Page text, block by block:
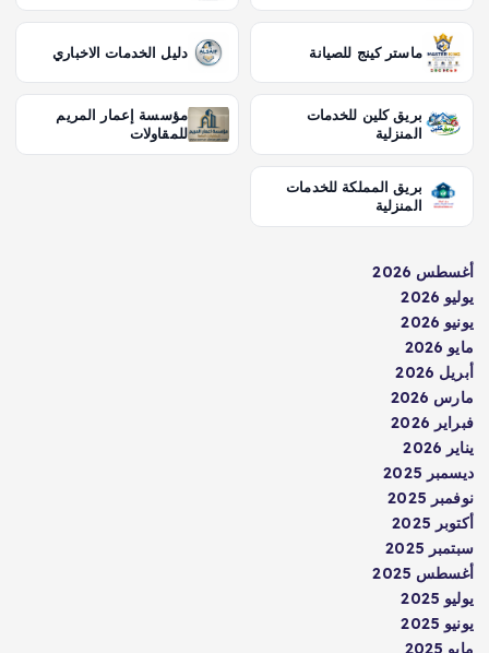
ماستر كينج للصيانة دليل الخدمات الاخباري
بريق كلين للخدمات
المنزلية
مؤسسة إعمار المريم
للمقاولات
بريق المملكة للخدمات
المنزلية
أغسطس 2026
يوليو 2026
يونيو 2026
مايو 2026
أبريل 2026
مارس 2026
فبراير 2026
يناير 2026
ديسمبر 2025
نوفمبر 2025
أكتوبر 2025
سبتمبر 2025
أغسطس 2025
يوليو 2025
يونيو 2025
مايو 2025